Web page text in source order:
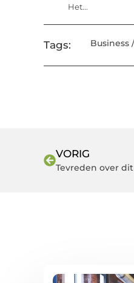
Het...
Tags: Business
VORIG
Tevreden over